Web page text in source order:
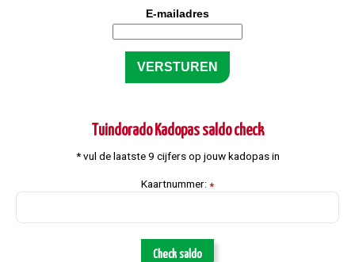
E-mailadres
Tuindorado Kadopas saldo check
* vul de laatste 9 cijfers op jouw kadopas in
Kaartnummer: *
Check saldo